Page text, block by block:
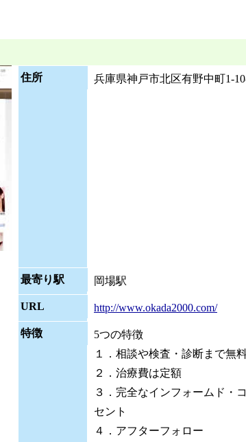
住所 兵庫県神戸市北区有野中町1-
最寄り駅 岡場駅
URL http://www.okada2000.com/
特徴
5つの特徴
１．相談や検査・診断まで無
２．治療費は定額
３．完全なインフォームド・
セント
４．アフターフォロー